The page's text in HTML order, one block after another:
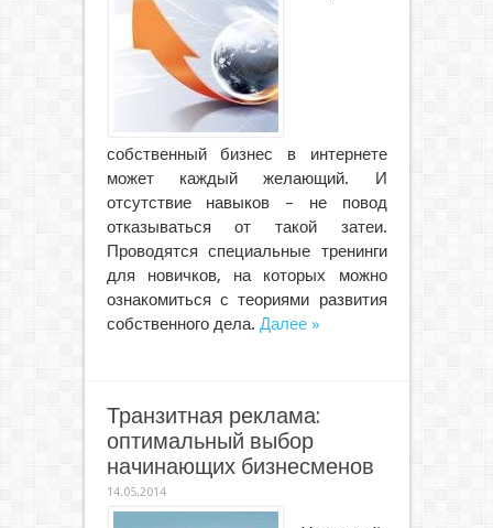
собственный бизнес в интернете
может каждый желающий. И
отсутствие навыков – не повод
отказываться от такой затеи.
Проводятся специальные тренинги
для новичков, на которых можно
ознакомиться с теориями развития
собственного дела. Далее »
Транзитная реклама:
оптимальный выбор
начинающих бизнесменов
14.05.2014